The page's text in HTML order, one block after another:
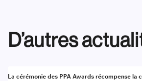
D’autres
Actualité
La cérémonie des PPA Awards récompense